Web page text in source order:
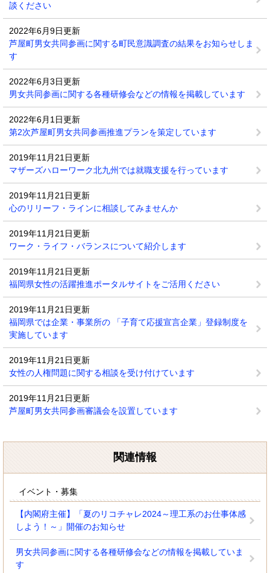
談ください
2022年6月9日更新
芦屋町男女共同参画に関する町民意識調査の結果をお知らせしま
す
2022年6月3日更新
男女共同参画に関する各種研修会などの情報を掲載しています
2022年6月1日更新
第2次芦屋町男女共同参画推進プランを策定しています
2019年11月21日更新
マザーズハローワーク北九州では就職支援を行っています
2019年11月21日更新
心のリリーフ・ラインに相談してみませんか
2019年11月21日更新
ワーク・ライフ・バランスについて紹介します
2019年11月21日更新
福岡県女性の活躍推進ポータルサイトをご活用ください
2019年11月21日更新
福岡県では企業・事業所の 「子育て応援宣言企業」登録制度を
実施しています
2019年11月21日更新
女性の人権問題に関する相談を受け付けています
2019年11月21日更新
芦屋町男女共同参画審議会を設置しています
関連情報
イベント・募集
【内閣府主催】「夏のリコチャレ2024～理工系のお仕事体感
しよう！～」開催のお知らせ
男女共同参画に関する各種研修会などの情報を掲載していま
す